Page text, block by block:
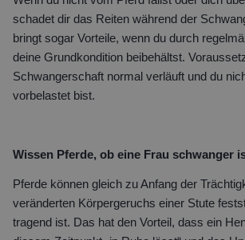
schadet dir das Reiten während der
bringt sogar Vorteile, wenn du durch
deine Grundkondition beibehältst.
Schwangerschaft normal verläuft und du
vorbelastet bist.
Wissen Pferde, ob eine Frau schwanger
Pferde können gleich zu Anfang der
veränderten Körpergeruchs einer Stute
tragend ist. Das hat den Vorteil, dass ein